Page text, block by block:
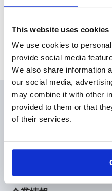
This website uses cookies
We use cookies to
provide social media
We also share information
our social media,
may combine it with other
provided to them or that
of their services.
Archive
会員
製品情報
アプリケーションガイ
技術サポート